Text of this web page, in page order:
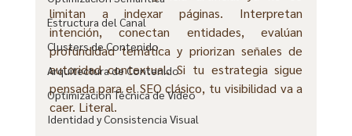
Estructura del Canal
Clusters de Contenido
Arquitectura de Contenido
Optimización Técnica de Video
Identidad y Consistencia Visual
limitan a indexar páginas. Interpretan
intención, conectan entidades, evalúan
profundidad temática y priorizan señales de
autoridad contextual. Si tu estrategia sigue
pensada para el SEO clásico, tu visibilidad va a
caer. Literal.